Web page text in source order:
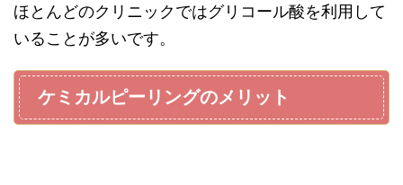
ほとんどのクリニックではグリコール酸を利用して
いることが多いです。
ケミカルピーリングのメリット